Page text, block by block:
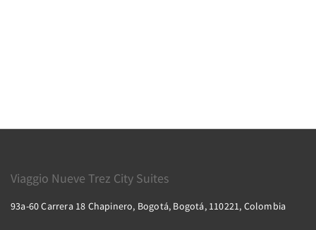
Viaggio Nueve Trez City Suites
93a-60 Carrera 18 Chapinero, Bogotá, Bogotá, 110221, Colombia